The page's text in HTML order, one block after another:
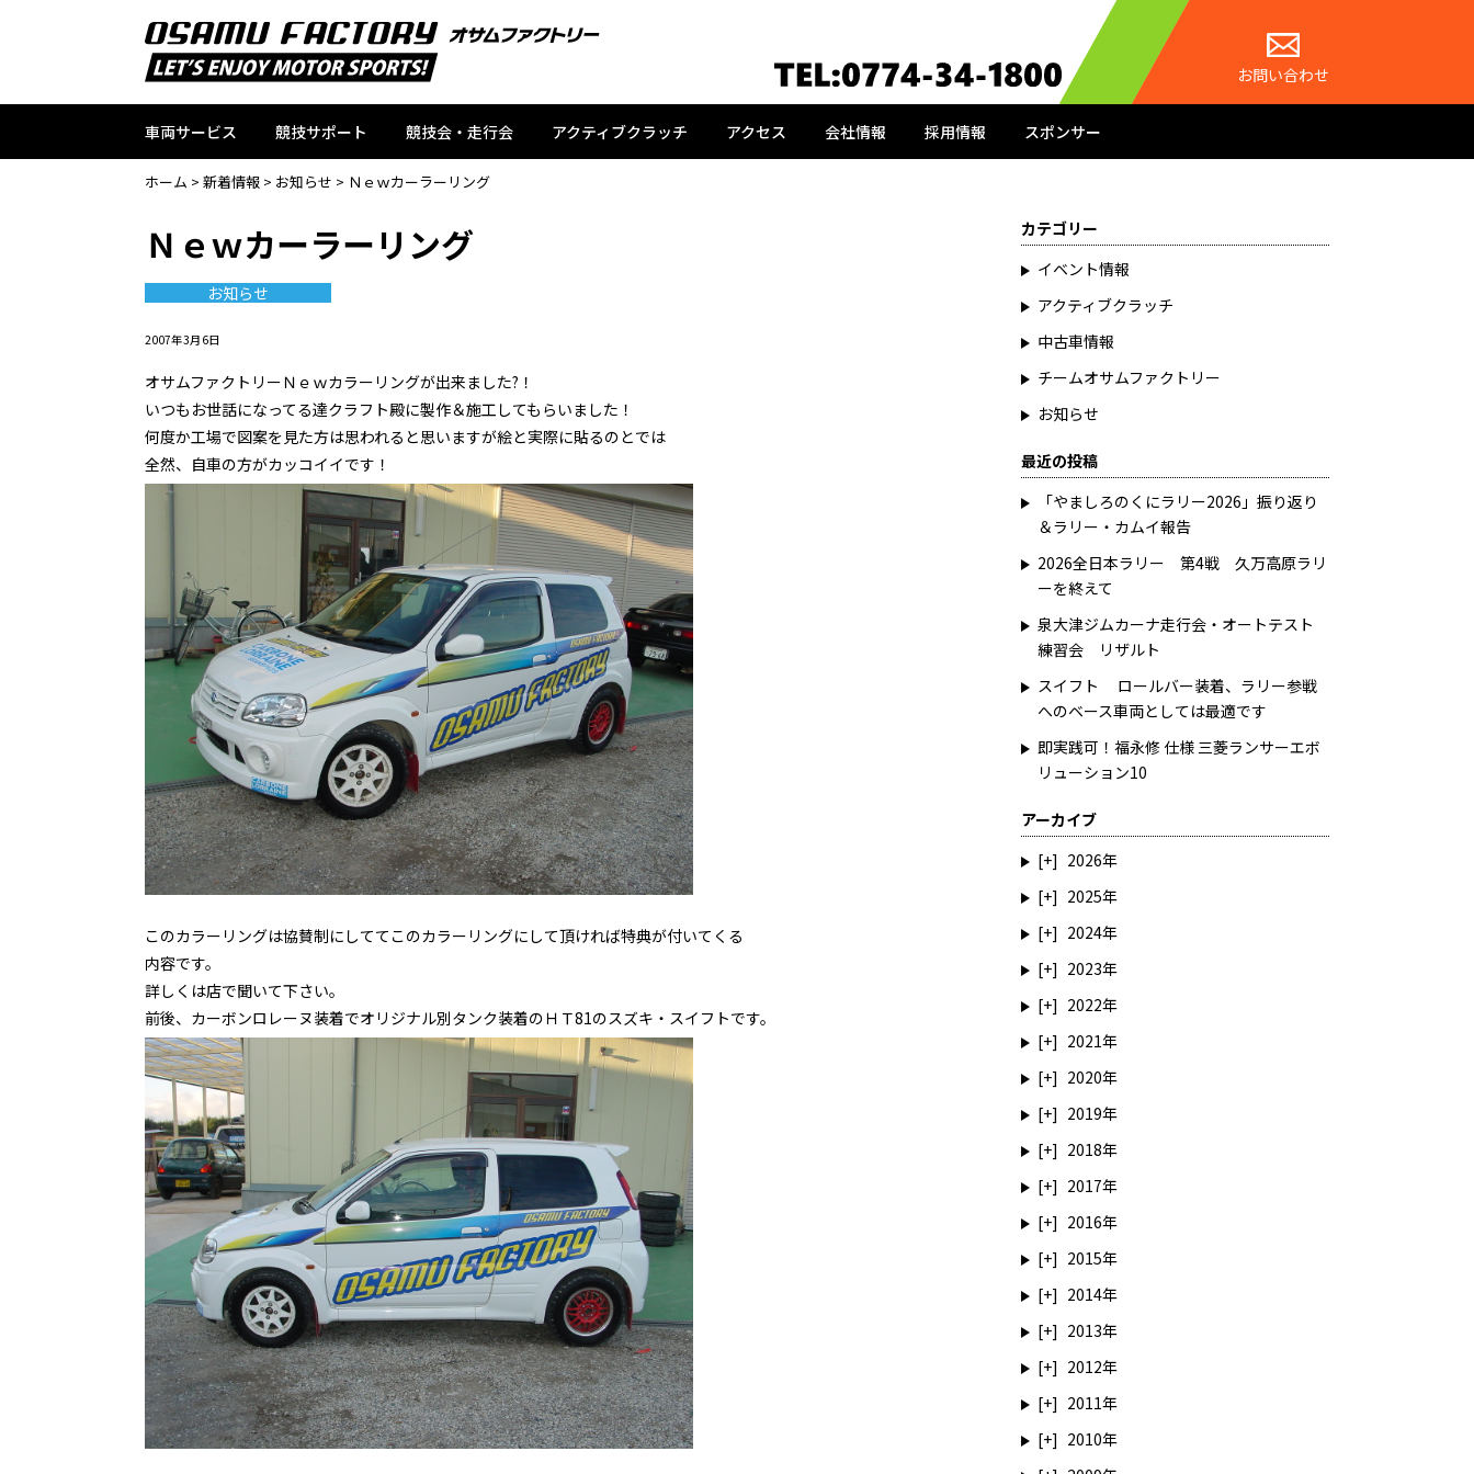
お問い合わせ
車両サービス 競技サポート 競技会・走行会 アクティブクラッチ アクセス 会社情報 採用情報 スポンサー
ホーム > 新着情報 > お知らせ > Ｎｅｗカーラーリング
Ｎｅｗカーラーリング
お知らせ
2007年3月6日
オサムファクトリーＮｅｗカラーリングが出来ました?！
いつもお世話になってる達クラフト殿に製作＆施工してもらいました！
何度か工場で図案を見た方は思われると思いますが絵と実際に貼るのとでは
全然、自車の方がカッコイイです！
このカラーリングは協賛制にしててこのカラーリングにして頂ければ特典が付いてくる
内容です。
詳しくは店で聞いて下さい。
前後、カーボンロレーヌ装着でオリジナル別タンク装着のＨＴ81のスズキ・スイフトです。
カテゴリー
イベント情報
アクティブクラッチ
中古車情報
チームオサムファクトリー
お知らせ
最近の投稿
「やましろのくにラリー2026」振り返り
＆ラリー・カムイ報告
2026全日本ラリー 第4戦 久万高原ラリ
ーを終えて
泉大津ジムカーナ走行会・オートテスト
練習会 リザルト
スイフト ロールバー装着、ラリー参戦
へのベース車両としては最適です
即実践可！福永修 仕様 三菱ランサーエボ
リューション10
アーカイブ
2026
2025
2024
2023
2022
2021
2020
2019
2018
2017
2016
2015
2014
2013
2012
2011
2010